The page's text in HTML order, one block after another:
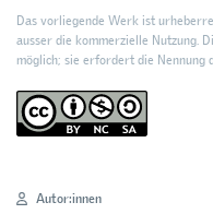
Das vorliegende Werk ist
ausser die kommerzielle Nutzung.
möglich; sie erfordert die Nennung
Autor:innen